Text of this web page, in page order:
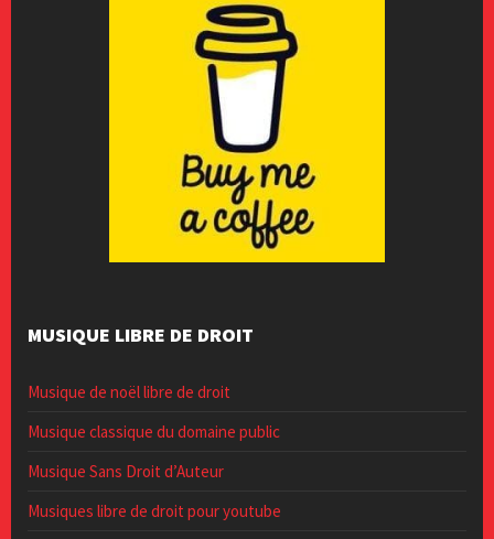
MUSIQUE LIBRE DE DROIT
Musique de noël libre de droit
Musique classique du domaine public
Musique Sans Droit d’Auteur
Musiques libre de droit pour youtube